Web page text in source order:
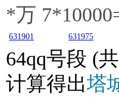
*万 7
631901 631975
64qq号段 (
计算得出塔